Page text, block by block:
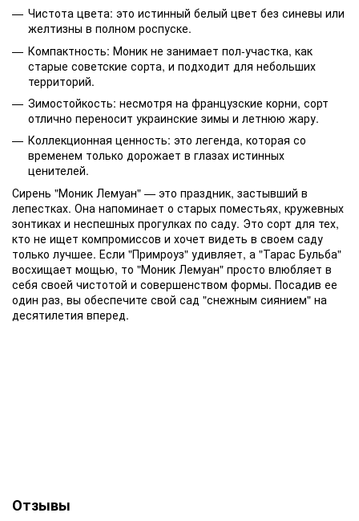
Чистота цвета: это истинный белый цвет без синевы или
желтизны в полном роспуске.
Компактность: Моник не занимает пол-участка, как
старые советские сорта, и подходит для небольших
территорий.
Зимостойкость: несмотря на французские корни, сорт
отлично переносит украинские зимы и летнюю жару.
Коллекционная ценность: это легенда, которая со
временем только дорожает в глазах истинных
ценителей.
Сирень "Моник Лемуан" — это праздник, застывший в
лепестках. Она напоминает о старых поместьях, кружевных
зонтиках и неспешных прогулках по саду. Это сорт для тех,
кто не ищет компромиссов и хочет видеть в своем саду
только лучшее. Если "Примроуз" удивляет, а "Тарас Бульба"
восхищает мощью, то "Моник Лемуан" просто влюбляет в
себя своей чистотой и совершенством формы. Посадив ее
один раз, вы обеспечите свой сад "снежным сиянием" на
десятилетия вперед.
Отзывы